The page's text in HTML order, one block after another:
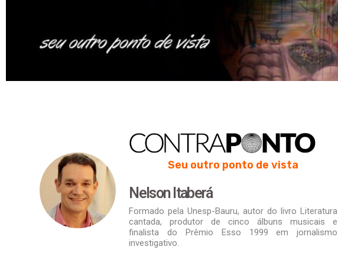
Seu outro ponto de vista
Nelson Itaberá
Formado pela Unesp-Bauru, autor do livro Literatura
cantada, produtor de cinco álbuns musicais e
finalista do Prêmio Esso 1999 em jornalismo
investigativo.